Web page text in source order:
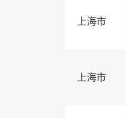
上海市
上海市